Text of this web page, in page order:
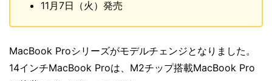
11月7日（火）発売
MacBook Proシリーズがモデルチェンジとなりました。
14インチMacBook Proは、M2チップ搭載MacBook Pro